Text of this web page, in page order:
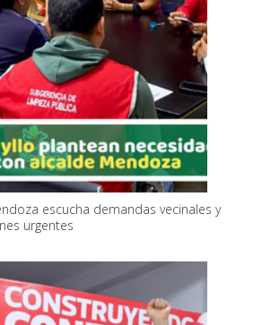
escucha demandas vecinales y
urgentes